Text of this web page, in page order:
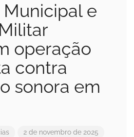
Municipal e
operação
contra
sonora em
2 de novembro de 2025